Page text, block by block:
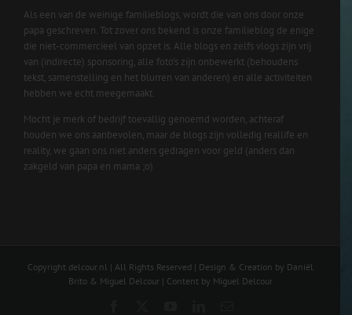
Als een van de weinige familieblogs, wordt die van ons door onze
papa geschreven. Tot zover ons bekend is onze familieblog de enige
die niet-commercieel van opzet is. Alle blogs en zelfs vlogs zijn vrij
van (indirecte) sponsoring, alle foto’s zijn onbewerkt (behoudens
tekst, samenstelling en het blurren van anderen) en alle activiteiten
hebben we echt meegemaakt.
Mocht je merk of bedrijf toevallig genoemd worden, achteraf
houden we ons aanbevolen, maar de blogs zijn volledig reallife en
reality, we gaan ons niet anders gedragen voor geld (anders dan
zakgeld van papa en mama ;o)
Copyright delcour.nl | All Rights Reserved | Design & Creation by Daniël
Brito & Miguel Delcour | Content by Miguel Delcour